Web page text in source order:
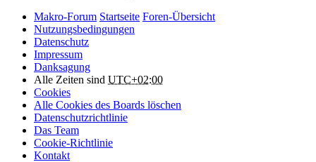
Makro-Forum Startseite Foren-Übersicht
Nutzungsbedingungen
Datenschutz
Impressum
Danksagung
Alle Zeiten sind UTC+02:00
Cookies
Alle Cookies des Boards löschen
Datenschutzrichtlinie
Das Team
Cookie-Richtlinie
Kontakt